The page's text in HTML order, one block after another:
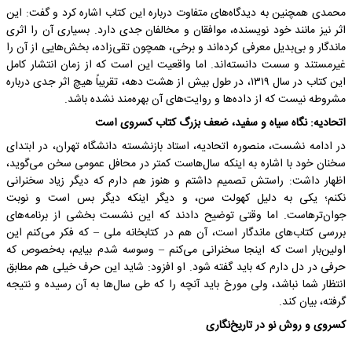
محمدی همچنین به دیدگاه‌های متفاوت درباره این کتاب اشاره کرد و گفت: این
اثر نیز مانند خود نویسنده، موافقان و مخالفان جدی دارد. بسیاری آن را اثری
ماندگار و بی‌بدیل معرفی کرده‌اند و برخی، همچون تقی‌زاده، بخش‌هایی از آن را
غیرمستند و سست دانسته‌اند. اما واقعیت این است که از زمان انتشار کامل
این کتاب در سال ۱۳۱۹، در طول بیش از هشت دهه، تقریباً هیچ اثر جدی درباره
مشروطه نیست که از داده‌ها و روایت‌های آن بهره‌مند نشده باشد.
اتحادیه: نگاه سیاه و سفید، ضعف بزرگ کتاب کسروی است
در ادامه نشست، منصوره­ اتحادیه، استاد بازنشسته دانشگاه تهران، در ابتدای
سخنان خود با اشاره به اینکه سال‌هاست کمتر در محافل عمومی سخن می‌گوید،
اظهار داشت: راستش تصمیم داشتم و هنوز هم دارم که دیگر زیاد سخنرانی
نکنم؛ یکی به دلیل کهولت سن، و دیگر اینکه دیگر بس است و نوبت
جوان‌ترهاست. اما وقتی توضیح دادند که این نشست بخشی از برنامه‌های
بررسی کتاب‌های ماندگار است، آن هم در کتابخانه ملی – که فکر می‌کنم این
اولین‌بار است که اینجا سخنرانی می‌کنم – وسوسه شدم بیایم، به‌خصوص که
حرفی در دل دارم که باید گفته شود. او افزود: شاید این حرف خیلی هم مطابق
انتظار شما نباشد، ولی مورخ باید آنچه را که طی سال‌ها به آن رسیده و نتیجه
گرفته، بیان کند.
کسروی و روش نو در تاریخ‌نگاری